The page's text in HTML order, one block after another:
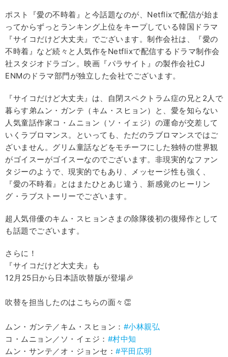
ポスト『愛の不時着』と今話題なのが、Netflixで配信が始ま
ってからずっとランキング上位をキープしている韓国ドラマ
『サイコだけど大丈夫』でございます。制作会社は、『愛の
不時着』など続々と人気作をNetflixで配信するドラマ制作会
社スタジオドラゴン。映画『パラサイト』の製作会社CJ
ENMのドラマ部門が独立した会社でございます。
『サイコだけど大丈夫』は、自閉スペクトラム症の兄と2人で
暮らす弟ムン・ガンテ（キム・スヒョン）と、愛を知らない
人気童話作家コ・ムニョン（ソ・イェジ）の運命が交差して
いくラブロマンス。といっても、ただのラブロマンスではご
ざいません。グリム童話などをモチーフにした独特の世界観
がゴイスーがゴイスーなのでございます。非現実的なファン
タジーのようで、現実的でもあり、メッセージ性も強く、
『愛の不時着』とはまたひとあじ違う、新感覚のヒーリン
グ・ラブストーリーでございます。
超人気俳優のキム・スヒョンさまの除隊後初の復帰作として
も話題でございます。
さらに！
『サイコだけど大丈夫』も
12月25日から日本語吹替版が登場🎉
吹替を担当したのはこちらの面々👏
ムン・ガンテ／キム・スヒョン： #小林親弘
コ・ムニョン／ソ・イェジ： #村中知
ムン・サンテ／オ・ジョンセ： #平田広明